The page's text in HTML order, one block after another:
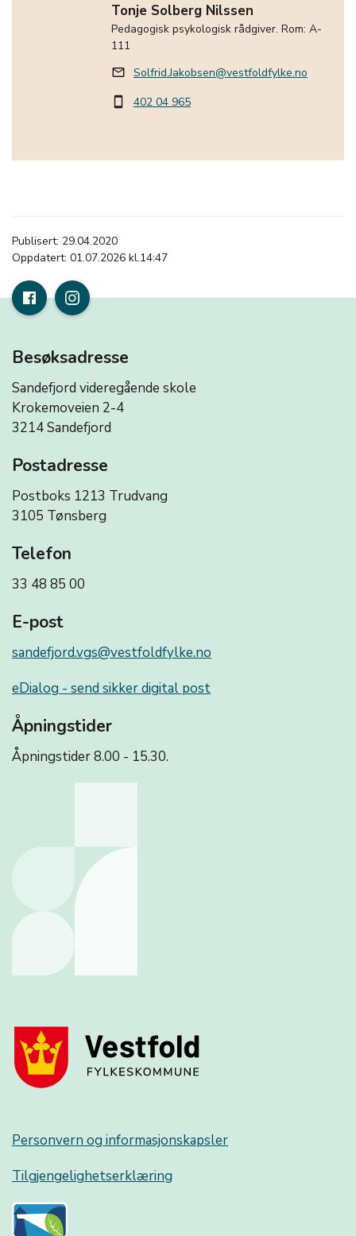
Tonje Solberg Nilssen
Pedagogisk psykologisk rådgiver. Rom: A-
111
mail_outline Solfrid.Jakobsen@vestfoldfylke.no
smartphone 402 04 965
Publisert: 29.04.2020
Oppdatert: 01.07.2026 kl.14:47
Besøksadresse
Sandefjord videregående skole
Krokemoveien 2-4
3214 Sandefjord
Postadresse
Postboks 1213 Trudvang
3105 Tønsberg
Telefon
33 48 85 00
E-post
sandefjord.vgs@vestfoldfylke.no
eDialog - send sikker digital post
Åpningstider
Åpningstider 8.00 - 15.30.
Personvern og informasjonskapsler
Tilgjengelighetserklæring